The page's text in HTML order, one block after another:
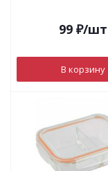
99 ₽/шт
В корзину